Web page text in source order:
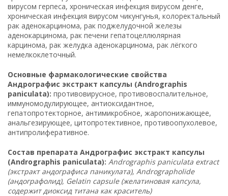
вирусом герпеса, хроническая инфекция вирусом денге,
хроническая инфекция вирусом чикунгунья, колоректальный
рак аденокарцинома, рак поджелудочной железы
аденокарцинома, рак печени гепатоцеллюлярная
карцинома, рак желудка аденокарцинома, рак лёгкого
немелкоклеточный.
Основные фармакологические свойства
Андрографис экстракт капсулы (Andrographis
paniculata): противовирусное, противовоспалительное,
иммуномодулирующее, антиоксидантное,
гепатопротекторное, антимикробное, жаропонижающее,
анальгезирующее, цитопротективное, противоопухолевое,
антипролиферативное.
Состав препарата Андрографис экстракт капсулы
(Andrographis paniculata): Andrographis paniculata extract
(экстракт андографиса паникулата), Andrographolide
(андографолид), Gelatin capsule (желатиновая капсула,
содержит диоксид титана как краситель)